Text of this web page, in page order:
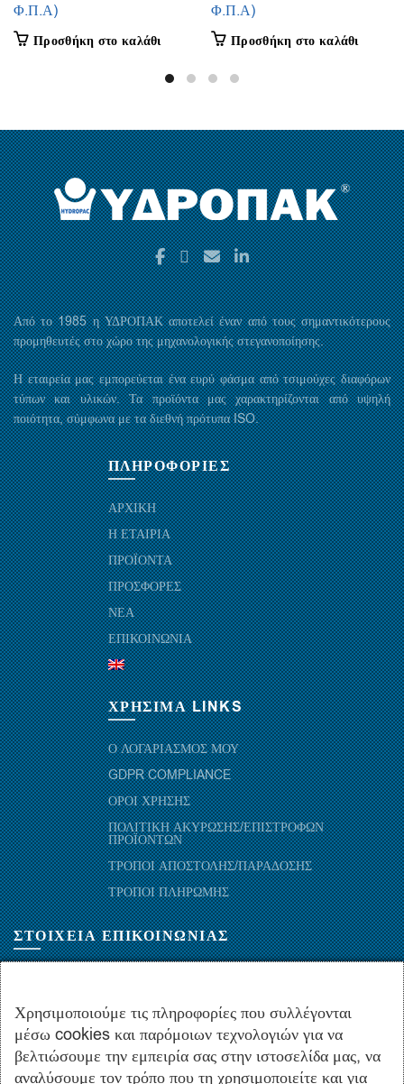
Φ.Π.Α)
Προσθήκη στο καλάθι
Φ.Π.Α)
Προσθήκη στο καλάθι
Από το 1985 η ΥΔΡΟΠΑΚ αποτελεί έναν από τους σημαντικότερους
προμηθευτές στο χώρο της μηχανολογικής στεγανοποίησης.
Η εταιρεία μας εμπορεύεται ένα ευρύ φάσμα από τσιμούχες διαφόρων
τύπων και υλικών. Τα προϊόντα μας χαρακτηρίζονται από υψηλή
ποιότητα, σύμφωνα με τα διεθνή πρότυπα ISO.
ΠΛΗΡΟΦΟΡΙΕΣ
ΑΡΧΙΚΗ
Η ΕΤΑΙΡΙΑ
ΠΡΟΪΟΝΤΑ
ΠΡΟΣΦΟΡΕΣ
ΝΕΑ
ΕΠΙΚΟΙΝΩΝΙΑ
ΧΡΗΣΙΜΑ LINKS
Ο ΛΟΓΑΡΙΑΣΜΟΣ ΜΟΥ
GDPR COMPLIANCE
ΟΡΟΙ ΧΡΗΣΗΣ
ΠΟΛΙΤΙΚΗ ΑΚΥΡΩΣΗΣ/ΕΠΙΣΤΡΟΦΩΝ
ΠΡΟΪΟΝΤΩΝ
ΤΡΟΠΟΙ ΑΠΟΣΤΟΛΗΣ/ΠΑΡΑΔΟΣΗΣ
ΤΡΟΠΟΙ ΠΛΗΡΩΜΗΣ
ΣΤΟΙΧΕΙΑ ΕΠΙΚΟΙΝΩΝΙΑΣ
+30.210-5143367,+30.210-5154659,+30.210-5147842
+30.210-5133976
info@hydropac.gr
Χρησιμοποιούμε τις πληροφορίες που συλλέγονται
μέσω cookies και παρόμοιων τεχνολογιών για να
βελτιώσουμε την εμπειρία σας στην ιστοσελίδα μας, να
αναλύσουμε τον τρόπο που τη χρησιμοποιείτε και για